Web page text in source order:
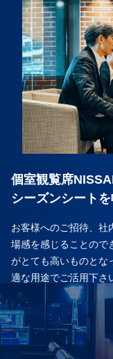
個室観覧席
シーズンシート
お客様へのご招待、社
場感を感じることので
がとても高いものとな
適な用途でご活用下さ